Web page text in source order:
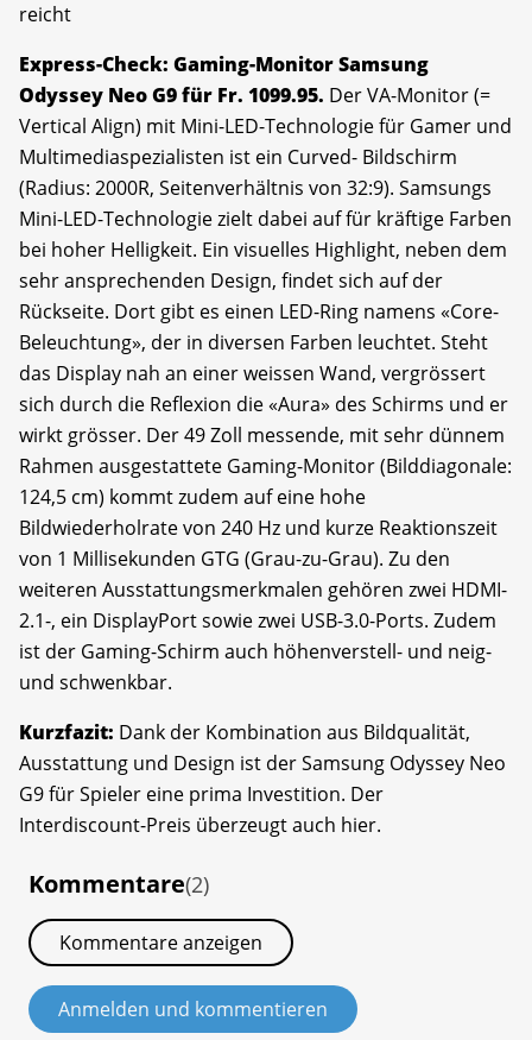
reicht
Express-Check: Gaming-Monitor Samsung
Odyssey Neo G9 für Fr. 1099.95. Der VA-Monitor (=
Vertical Align) mit Mini-LED-Technologie für Gamer und
Multimediaspezialisten ist ein Curved- Bildschirm
(Radius: 2000R, Seitenverhältnis von 32:9). Samsungs
Mini-LED-Technologie zielt dabei auf für kräftige Farben
bei hoher Helligkeit. Ein visuelles Highlight, neben dem
sehr ansprechenden Design, findet sich auf der
Rückseite. Dort gibt es einen LED-Ring namens «Core-
Beleuchtung», der in diversen Farben leuchtet. Steht
das Display nah an einer weissen Wand, vergrössert
sich durch die Reflexion die «Aura» des Schirms und er
wirkt grösser. Der 49 Zoll messende, mit sehr dünnem
Rahmen ausgestattete Gaming-Monitor (Bilddiagonale:
124,5 cm) kommt zudem auf eine hohe
Bildwiederholrate von 240 Hz und kurze Reaktionszeit
von 1 Millisekunden GTG (Grau-zu-Grau). Zu den
weiteren Ausstattungsmerkmalen gehören zwei HDMI-
2.1-, ein DisplayPort sowie zwei USB-3.0-Ports. Zudem
ist der Gaming-Schirm auch höhenverstell- und neig-
und schwenkbar.
Kurzfazit: Dank der Kombination aus Bildqualität,
Ausstattung und Design ist der Samsung Odyssey Neo
G9 für Spieler eine prima Investition. Der
Interdiscount-Preis überzeugt auch hier.
Kommentare(2)
Kommentare anzeigen
Anmelden und kommentieren